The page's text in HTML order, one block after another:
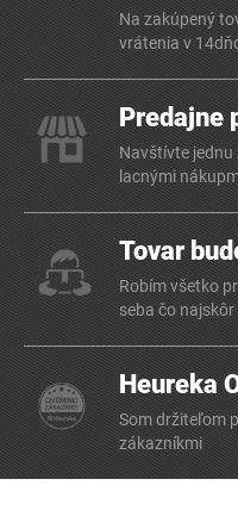
Na zakúpený
vrátenia v
Predajne
Navštívte jednu
lacnými
Tovar
Robím všetko
seba čo najskôr
Heureka
Som držiteľom
zákazníkmi